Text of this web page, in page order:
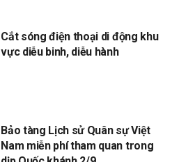
Cắt sóng điện thoại di động khu
vực diễu binh, diễu hành
Bảo tàng Lịch sử Quân sự Việt
Nam miễn phí tham quan trong